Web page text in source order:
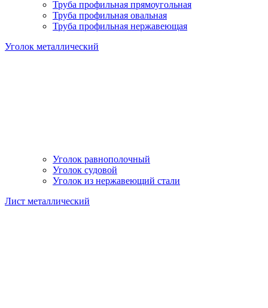
Труба профильная прямоугольная
Труба профильная овальная
Труба профильная нержавеющая
Уголок металлический
Уголок равнополочный
Уголок судовой
Уголок из нержавеющий стали
Лист металлический